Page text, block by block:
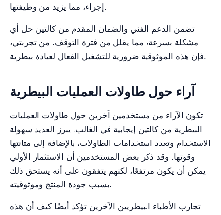
إجراء، مما يزيد من وظيفتها.
تضمن الدعم الفني والضمان المقدم من كالتين حل أي
مشكلة بسرعة، مما يقلل من فترة التوقف. من تجربتي،
فإن هذه الموثوقية ضرورية للتشغيل الفعال لعيادة بيطرية.
آراء حول طاولات العمليات البيطرية
تكون الآراء من مستخدمين آخرين حول طاولات العمليات
البيطرية من كالتين إيجابية في الغالب. يبرز العديد سهولة
الاستخدام وتعدد استخدامات الطاولات، بالإضافة إلى متانتها
وقوتها. وقد ذكر بعض المستخدمين أن الاستثمار الأولي
يمكن أن يكون مرتفعًا، لكنهم يتفقون على أنه يستحق ذلك
بسبب جودة المنتج وموثوقيته.
تجارب الأطباء البيطريين الآخرين تؤكد أيضًا كيف أن هذه